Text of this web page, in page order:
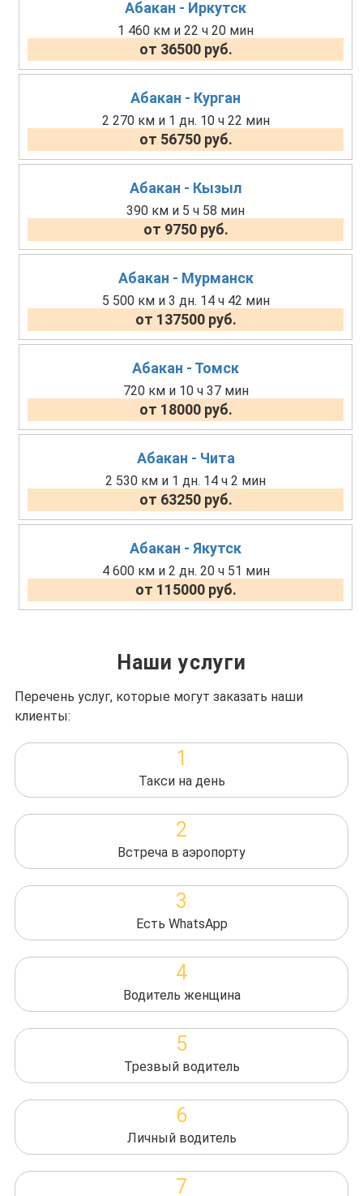
Абакан - Иркутск
1 460 км и 22 ч 20 мин
от 36500 руб.
Абакан - Курган
2 270 км и 1 дн. 10 ч 22 мин
от 56750 руб.
Абакан - Кызыл
390 км и 5 ч 58 мин
от 9750 руб.
Абакан - Мурманск
5 500 км и 3 дн. 14 ч 42 мин
от 137500 руб.
Абакан - Томск
720 км и 10 ч 37 мин
от 18000 руб.
Абакан - Чита
2 530 км и 1 дн. 14 ч 2 мин
от 63250 руб.
Абакан - Якутск
4 600 км и 2 дн. 20 ч 51 мин
от 115000 руб.
Наши услуги
Перечень услуг, которые могут заказать наши
клиенты:
1
Такси на день
2
Встреча в аэропорту
3
Есть WhatsApp
4
Водитель женщина
5
Трезвый водитель
6
Личный водитель
7